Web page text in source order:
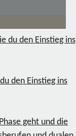
den Einstieg ins
geht und die